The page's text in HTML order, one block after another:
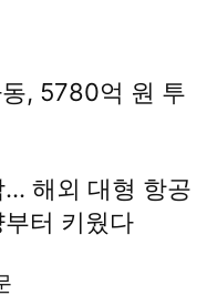
, 5780억 원 투
… 해외 대형 항공
부터 키웠다